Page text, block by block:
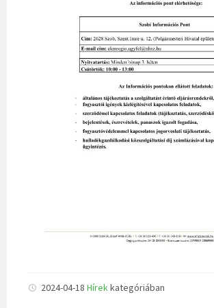
2024-04-18 Hírekkategóriában